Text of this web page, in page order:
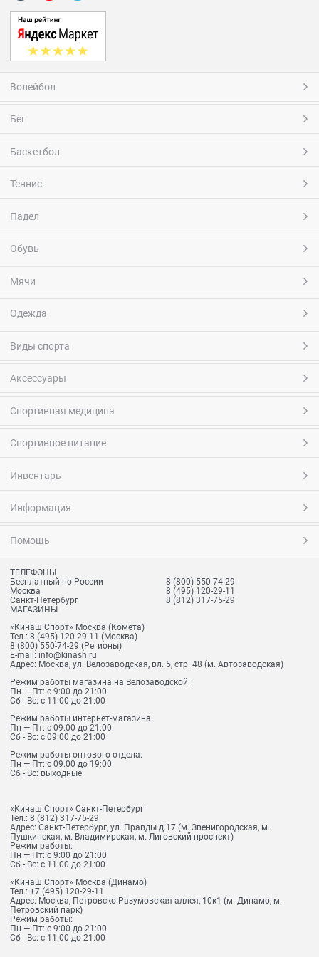
Волейбол
Бег
Баскетбол
Теннис
Падел
Обувь
Мячи
Одежда
Виды спорта
Аксессуары
Спортивная медицина
Спортивное питание
Инвентарь
Информация
Помощь
ТЕЛЕФОНЫ
Бесплатный по России
8 (800) 550-74-29
Москва
8 (495) 120-29-11
Санкт-Петербург
8 (812) 317-75-29
МАГАЗИНЫ
«Кинаш Спорт» Москва (Комета)
Тел.: 8 (495) 120-29-11 (Москва)
8 (800) 550-74-29 (Регионы)
E-mail: info@kinash.ru
Адрес: Москва, ул. Велозаводская, вл. 5, стр. 48 (м. Автозаводская)
Режим работы магазина на Велозаводской:
Пн — Пт: с 9:00 до 21:00
Сб - Вс: с 11:00 до 21:00
Режим работы интернет-магазина:
Пн — Пт: с 09.00 до 21:00
Сб - Вс: с 09:00 до 21:00
Режим работы оптового отдела:
Пн — Пт: с 09.00 до 19:00
Сб - Вс: выходные
«Кинаш Спорт» Санкт-Петербург
Тел.: 8 (812) 317-75-29
Адрес: Санкт-Петербург, ул. Правды д.17 (м. Звенигородская, м.
Пушкинская, м. Владимирская, м. Лиговский проспект)
Режим работы:
Пн — Пт: с 9:00 до 21:00
Сб - Вс: с 11:00 до 21:00
«Кинаш Спорт» Москва (Динамо)
Тел.: +7 (495) 120-29-11
Адрес: Москва, Петровско-Разумовская аллея, 10к1 (м. Динамо, м.
Петровский парк)
Режим работы:
Пн — Пт: с 9:00 до 21:00
Сб - Вс: с 11:00 до 21:00